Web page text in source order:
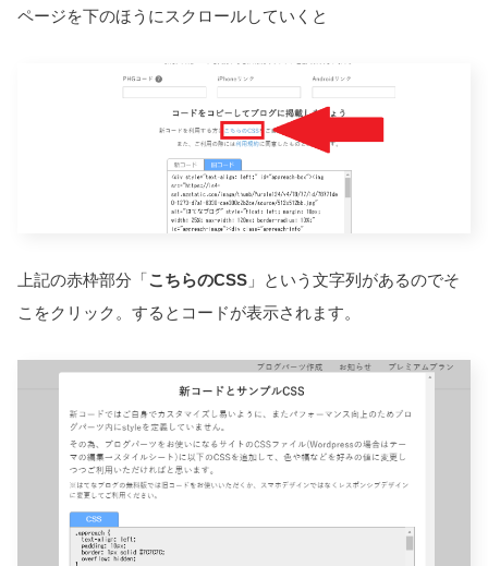
ページを下のほうにスクロールしていくと
上記の赤枠部分「こちらのCSS 」という文字列があるのでそ
こをクリック。するとコードが表示されます。